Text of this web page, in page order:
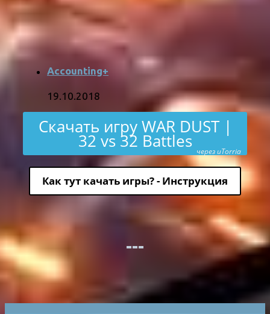
Accounting+
19.10.2018
Скачать игру WAR DUST |
32 vs 32 Battles через uTorria
Как тут качать игры? - Инструкция